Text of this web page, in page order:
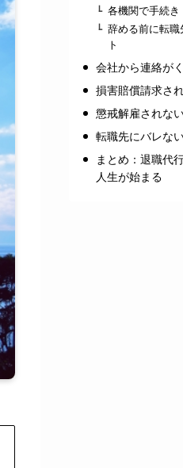
各機関で手続き
辞める前に転職
ト
会社から連絡が
損害賠償請求さ
懲戒解雇されな
転職先にバレな
まとめ：退職代
人生が始まる